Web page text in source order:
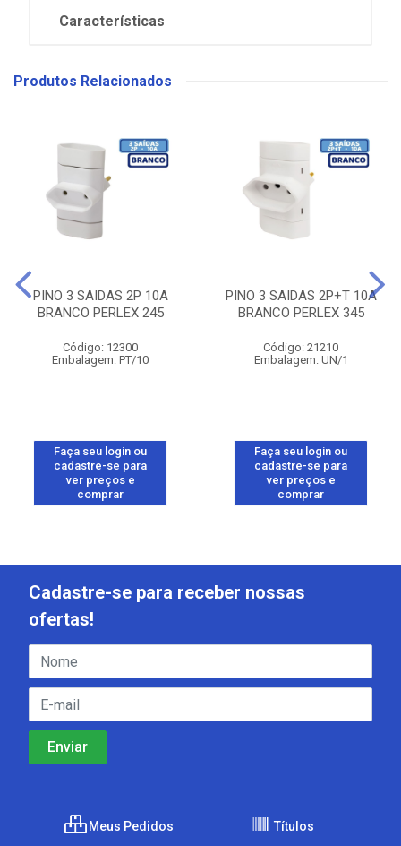
Características
Produtos Relacionados
PINO 3 SAIDAS 2P 10A
BRANCO PERLEX 245
Código: 12300
Embalagem: PT/10
Faça seu login ou
cadastre-se para
ver preços e
comprar
PINO 3 SAIDAS 2P+T 10A
BRANCO PERLEX 345
Código: 21210
Embalagem: UN/1
Faça seu login ou
cadastre-se para
ver preços e
comprar
Cadastre-se para receber nossas
ofertas!
Meus Pedidos Títulos